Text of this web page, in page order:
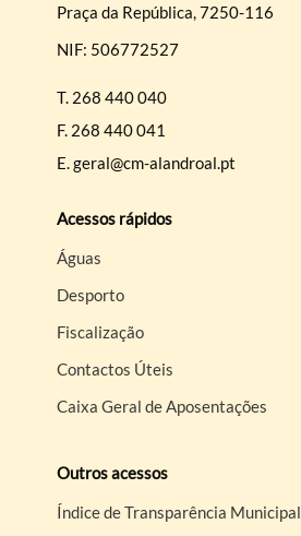
Praça da República, 7250-116
NIF: 506772527
T. 268 440 040
F. 268 440 041
E.geral@cm-alandroal.pt
Acessos rápidos
Águas
Desporto
Fiscalização
Contactos Úteis
Caixa Geral de Aposentações
Outros acessos
Índice de Transparência Municipal